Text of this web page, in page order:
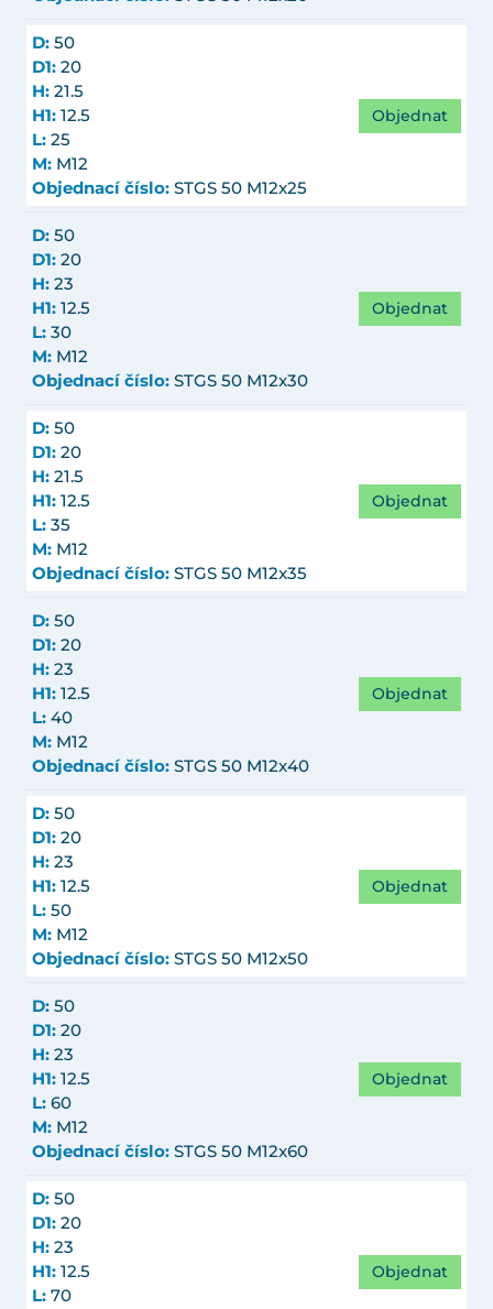
D: 50
D1: 20
H: 21.5
H1: 12.5
L: 25
M: M12
Objednací číslo: STGS 50 M12x25
Objednat
D: 50
D1: 20
H: 23
H1: 12.5
L: 30
M: M12
Objednací číslo: STGS 50 M12x30
Objednat
D: 50
D1: 20
H: 21.5
H1: 12.5
L: 35
M: M12
Objednací číslo: STGS 50 M12x35
Objednat
D: 50
D1: 20
H: 23
H1: 12.5
L: 40
M: M12
Objednací číslo: STGS 50 M12x40
Objednat
D: 50
D1: 20
H: 23
H1: 12.5
L: 50
M: M12
Objednací číslo: STGS 50 M12x50
Objednat
D: 50
D1: 20
H: 23
H1: 12.5
L: 60
M: M12
Objednací číslo: STGS 50 M12x60
Objednat
D: 50
D1: 20
H: 23
H1: 12.5
L: 70
Objednat